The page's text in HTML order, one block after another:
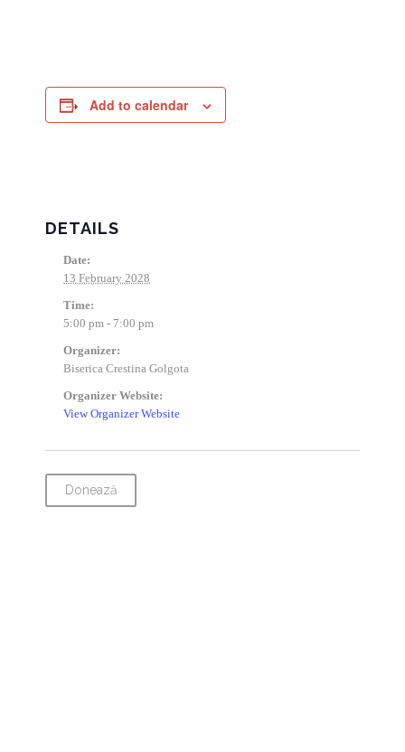
Add to calendar
DETAILS
Date:
13 February 2028
Time:
5:00 pm - 7:00 pm
Organizer:
Biserica Crestina Golgota
Organizer Website:
View Organizer Website
Donează